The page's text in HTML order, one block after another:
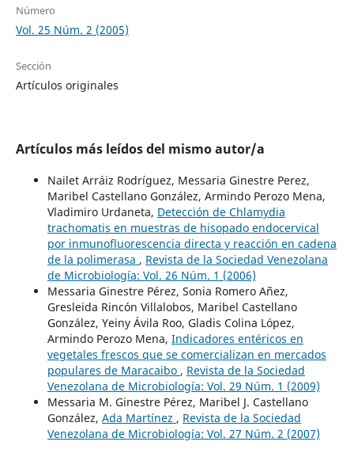
Número
Vol. 25 Núm. 2 (2005)
Sección
Artículos originales
Artículos más leídos del mismo autor/a
Nailet Arráiz Rodríguez, Messaria Ginestre Perez,
Maribel Castellano González, Armindo Perozo Mena,
Vladimiro Urdaneta, Detección de Chlamydia
trachomatis en muestras de hisopado endocervical
por inmunofluorescencia directa y reacción en cadena
de la polimerasa , Revista de la Sociedad Venezolana
de Microbiología: Vol. 26 Núm. 1 (2006)
Messaria Ginestre Pérez, Sonia Romero Añez,
Gresleida Rincón Villalobos, Maribel Castellano
González, Yeiny Ávila Roo, Gladis Colina López,
Armindo Perozo Mena, Indicadores entéricos en
vegetales frescos que se comercializan en mercados
populares de Maracaibo , Revista de la Sociedad
Venezolana de Microbiología: Vol. 29 Núm. 1 (2009)
Messaria M. Ginestre Pérez, Maribel J. Castellano
González, Ada Martínez , Revista de la Sociedad
Venezolana de Microbiología: Vol. 27 Núm. 2 (2007)